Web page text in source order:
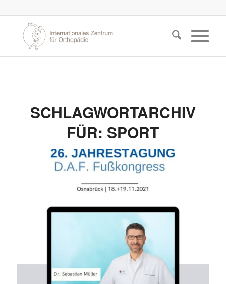
SCHLAGWORTARCHIV
FÜR: SPORT